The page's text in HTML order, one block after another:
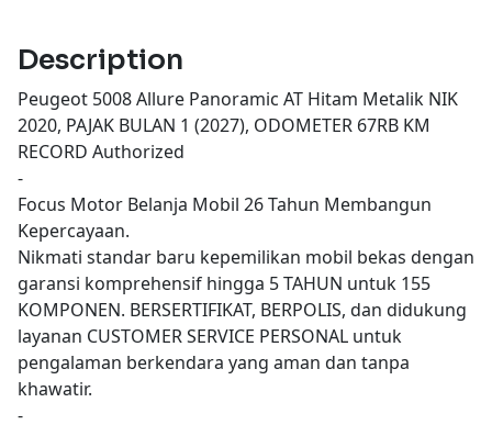
Description
Peugeot 5008 Allure Panoramic AT Hitam Metalik NIK
2020, PAJAK BULAN 1 (2027), ODOMETER 67RB KM
RECORD Authorized
-
Focus Motor Belanja Mobil 26 Tahun Membangun
Kepercayaan.
Nikmati standar baru kepemilikan mobil bekas dengan
garansi komprehensif hingga 5 TAHUN untuk 155
KOMPONEN. BERSERTIFIKAT, BERPOLIS, dan didukung
layanan CUSTOMER SERVICE PERSONAL untuk
pengalaman berkendara yang aman dan tanpa
khawatir.
-